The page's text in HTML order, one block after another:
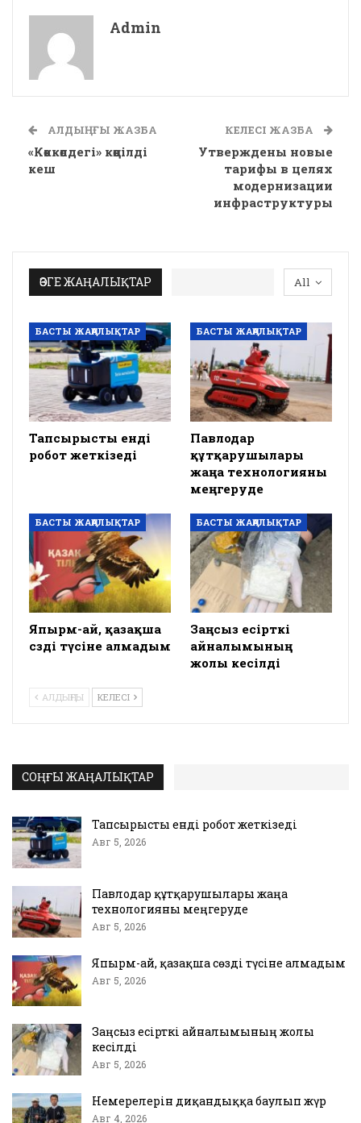
Admin
АЛДЫҢҒЫ ЖАЗБА
«Көккөлдегі» көңілді
кеш
КЕЛЕСІ ЖАЗБА
Утверждены новые
тарифы в целях
модернизации
инфраструктуры
All
ӨЗГЕ ЖАҢАЛЫҚТАР
БАСТЫ ЖАҢАЛЫҚТАР
Тапсырысты енді
робот жеткізеді
БАСТЫ ЖАҢАЛЫҚТАР
Павлодар
құтқарушылары
жаңа технологияны
меңгеруде
БАСТЫ ЖАҢАЛЫҚТАР
Япырм-ай, қазақша
сөзді түсіне алмадым
БАСТЫ ЖАҢАЛЫҚТАР
Заңсыз есірткі
айналымының
жолы кесілді
АЛДЫҢҒЫ КЕЛЕСІ
СОҢҒЫ ЖАҢАЛЫҚТАР
Тапсырысты енді робот жеткізеді
Авг 5, 2026
Павлодар құтқарушылары жаңа
технологияны меңгеруде
Авг 5, 2026
Япырм-ай, қазақша сөзді түсіне алмадым
Авг 5, 2026
Заңсыз есірткі айналымының жолы
кесілді
Авг 5, 2026
Немерелерін диқандыққа баулып жүр
Авг 4, 2026